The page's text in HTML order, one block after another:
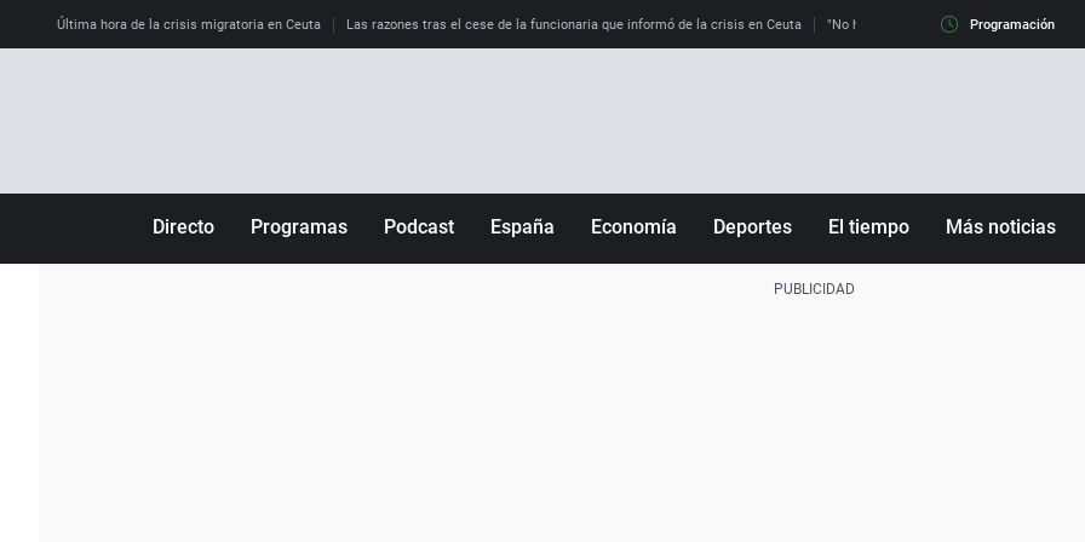
Última hora de la crisis migratoria en Ceuta Las razones tras el cese de la funcionaria que informó de la crisis en Ceuta "No hay mafias, que no nos engañen":
Programación
Directo Programas Podcast España Economía Deportes El tiempo Más noticias